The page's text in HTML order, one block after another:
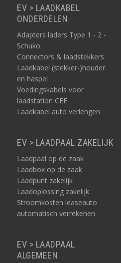
EV > LAADKABEL
ONDERDELEN
Adapters laders Type 1 - 2 -
Schuko
Connectors & laadstekkers
Laadkabel (stekker-)houder
en haspel
Voedingskabels voor
laadstation CEE
Laadkabel auto verlengen
EV > LAADPAAL ZAKELIJK
Laadpaal op de zaak
Laadbox op de zaak
Laadpunt zakelijk
Laadoplossing zakelijk
Stroomkosten leaseauto
automatisch verrekenen
EV > LAADPAAL
ALGEMEEN